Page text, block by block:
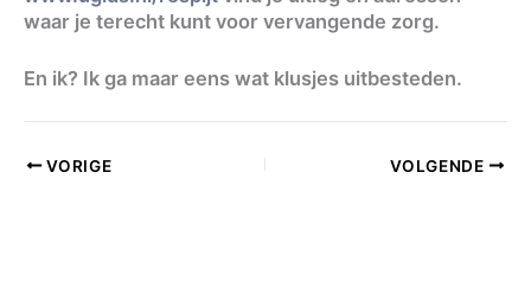
waar je terecht kunt voor vervangende zorg.
En ik? Ik ga maar eens wat klusjes uitbesteden.
VORIGE VOLGENDE